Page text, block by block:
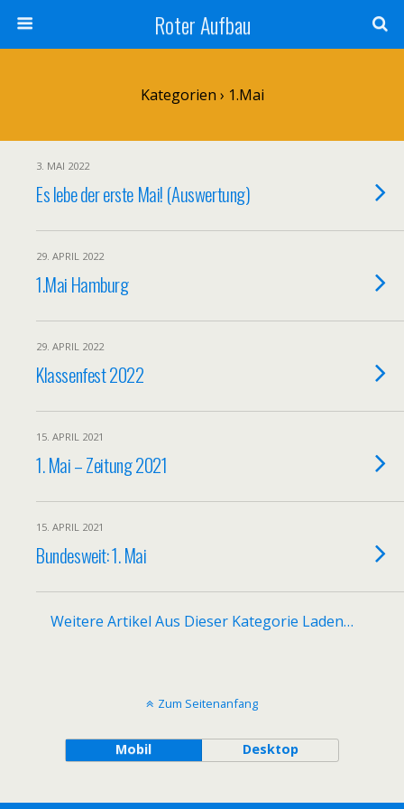
Roter Aufbau
Kategorien › 1.Mai
3. MAI 2022
Es lebe der erste Mai! (Auswertung)
29. APRIL 2022
1.Mai Hamburg
29. APRIL 2022
Klassenfest 2022
15. APRIL 2021
1. Mai – Zeitung 2021
15. APRIL 2021
Bundesweit: 1. Mai
Weitere Artikel Aus Dieser Kategorie Laden…
Zum Seitenanfang
Mobil Desktop